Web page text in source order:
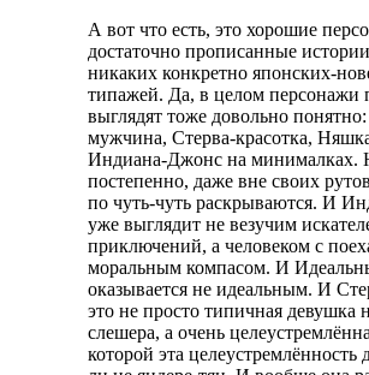
А вот что есть, это хорошие
достаточно прописанные
никаких конкретно японских-
типажей. Да, в целом персонажи
выглядят тоже довольно
мужчина, Стерва-красотка,
Индиана-Джонс на минималках.
постепенно, даже вне своих
по чуть-чуть раскрываются. И
уже выглядит не везучим
приключений, а человеком с
моральным компасом. И
оказывается не идеальным. И
это не просто типичная девушка
слешера, а очень
которой эта целеустремлённость